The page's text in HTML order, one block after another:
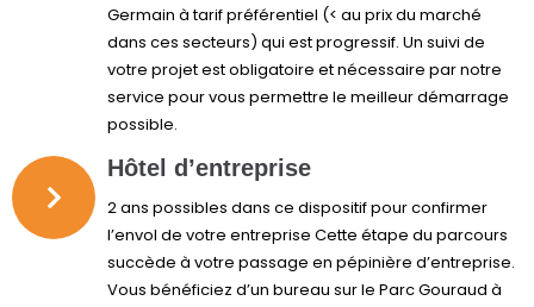
Germain à tarif préférentiel (< au prix du marché
dans ces secteurs) qui est progressif. Un suivi de
votre projet est obligatoire et nécessaire par notre
service pour vous permettre le meilleur démarrage
possible.
Hôtel d’entreprise
2 ans possibles dans ce dispositif pour confirmer
l’envol de votre entreprise Cette étape du parcours
succède à votre passage en pépinière d’entreprise.
Vous bénéficiez d’un bureau sur le Parc Gouraud à